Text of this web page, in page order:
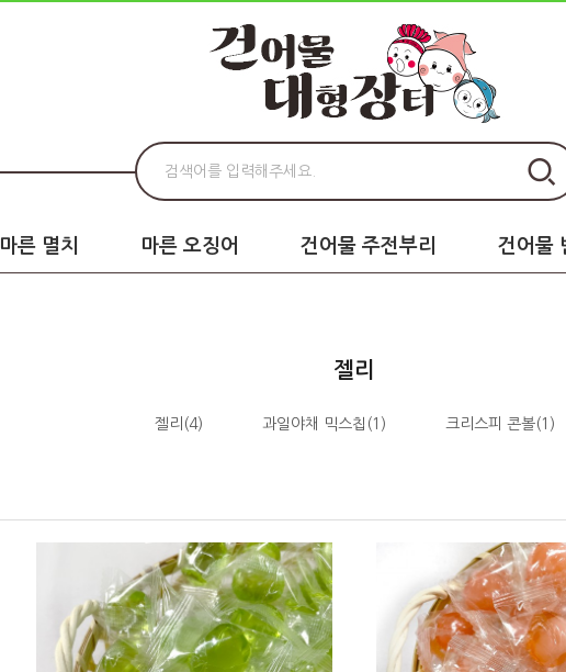
마른 멸치 마른 오징어 건어물 주전부리 건어물
젤리
젤리 (4) 과일야채 믹스칩 (1) 크리스피 콘볼(1)